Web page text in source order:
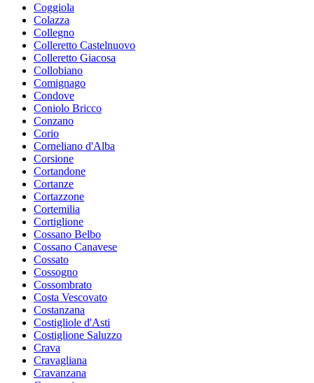
Coggiola
Colazza
Collegno
Colleretto Castelnuovo
Colleretto Giacosa
Collobiano
Comignago
Condove
Coniolo Bricco
Conzano
Corio
Corneliano d'Alba
Corsione
Cortandone
Cortanze
Cortazzone
Cortemilia
Cortiglione
Cossano Belbo
Cossano Canavese
Cossato
Cossogno
Cossombrato
Costa Vescovato
Costanzana
Costigliole d'Asti
Costiglione Saluzzo
Crava
Cravagliana
Cravanzana